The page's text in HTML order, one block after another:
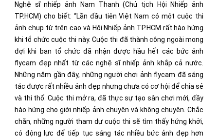
Nghệ sĩ nhiếp ảnh Nam Thanh (Chủ tịch Hội Nhiếp ảnh
TP.HCM) cho biết: “Lần đầu tiên Việt Nam có một cuộc thi
ảnh chụp từ trên cao và Hội Nhiếp ảnh TP.HCM rất hào hứng
khi tổ chức cuộc thi này. Cuộc thi đã thành công ngoài mong
đợi khi ban tổ chức đã nhận được hầu hết các bức ảnh
flycam đẹp nhất từ các nghệ sĩ nhiếp ảnh khắp cả nước.
Những năm gần đây, những người chơi ảnh flycam đã sáng
tác được rất nhiều ảnh đẹp nhưng chưa có cơ hội để chia sẻ
và thi thố. Cuộc thi mở ra, đã thực sự tạo sân chơi mới, đầy
hào hứng cho giới nhiếp ảnh chuyên và không chuyên. Chắc
chắn, những người tham dự cuộc thi sẽ tìm thấy hứng khởi,
có động lực để tiếp tục sáng tác nhiều bức ảnh đẹp hơn